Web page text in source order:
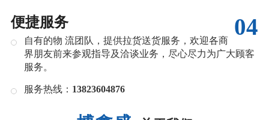
04
便捷服务
自有的物 流团队，提供拉货送货服务，欢迎各商
界朋友前来参观指导及洽谈业务，尽心尽力为广大顾客
服务。
服务热线： 13823604876